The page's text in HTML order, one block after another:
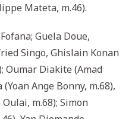
Mateta, m.46).
Guela Doue,
Singo, Ghislain Konan
Oumar Diakite (Amad
Ange Bonny, m.68),
m.68); Simon